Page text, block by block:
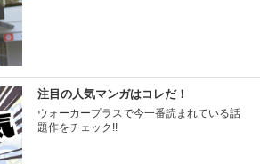
注目の人気マンガはコレだ！
ウォーカープラスで今一番読まれている話
題作をチェック!!